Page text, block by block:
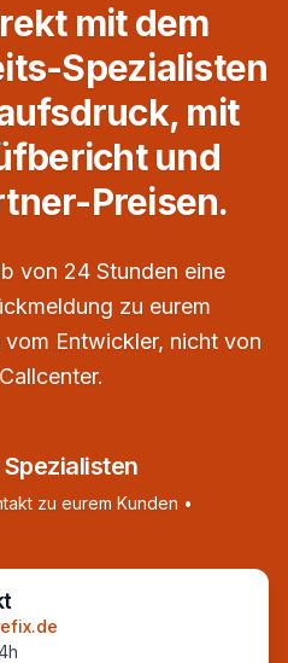
mit dem
Spezialisten
mit
und
Preisen.
von 24 Stunden eine
zu eurem
Entwickler, nicht von
zu eurem Kunden •